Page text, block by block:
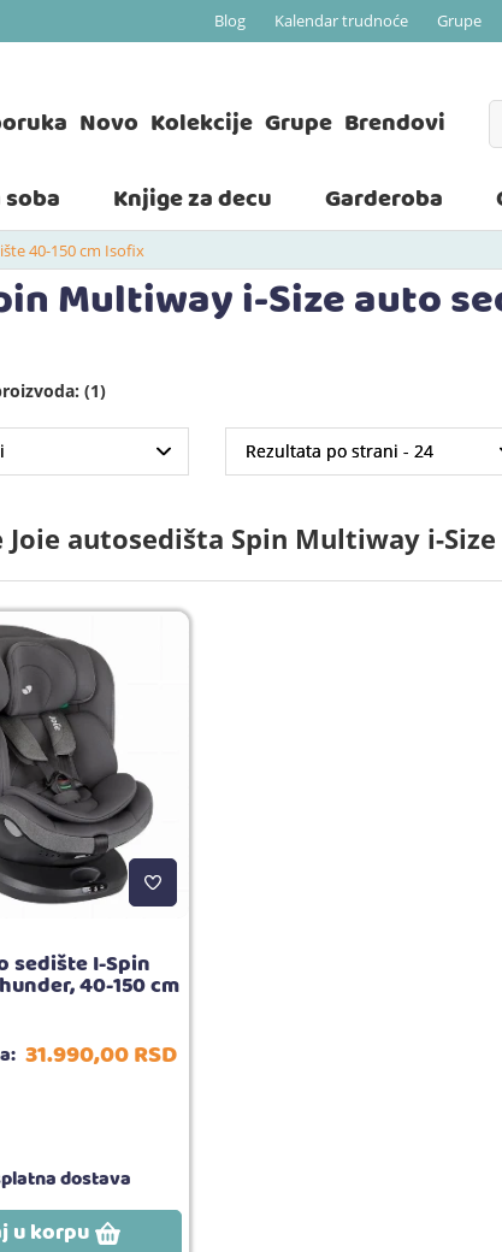
Blog Kalendar trudnoće Grupe
Novo Kolekcije Grupe Brendovi
Knjige za decu Garderoba
40-150 cm Isofix
Multiway i-Size auto
(1)
autosedišta Spin Multiway i-Size
sedište I-Spin
40-150 cm
31.990,00RSD
dostava
u korpu